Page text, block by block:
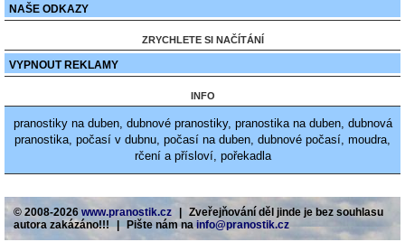
NAŠE ODKAZY
ZRYCHLETE SI NAČÍTÁNÍ
VYPNOUT REKLAMY
INFO
pranostiky na duben, dubnové pranostiky, pranostika na duben, dubnová
pranostika, počasí v dubnu, počasí na duben, dubnové počasí, moudra,
rčení a přísloví, pořekadla
© 2008-2026 www.pranostik.cz
Zveřejňování děl jinde je bez souhlasu
autora zakázáno!!! | Pište nám nainfo@pranostik.cz